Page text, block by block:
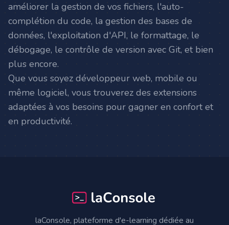
améliorer la gestion de vos fichiers, l'auto-
complétion du code, la gestion des bases de
données, l'exploitation d'API, le formattage, le
débogage, le contrôle de version avec Git, et bien
plus encore.
Que vous soyez développeur web, mobile ou
même logiciel, vous trouverez des extensions
adaptées à vos besoins pour gagner en confort et
en productivité.
laConsole, plateforme d'e-learning dédiée au